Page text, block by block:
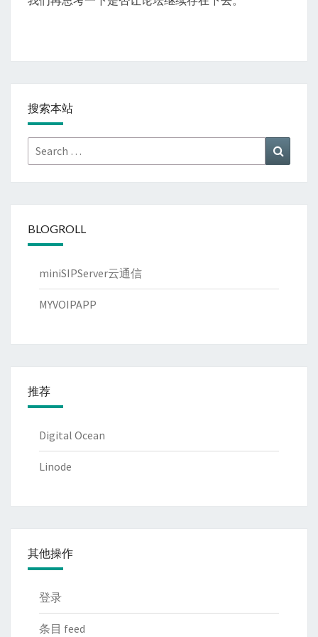
搜索本站
Search
for:
BLOGROLL
miniSIPServer云通信
MYVOIPAPP
推荐
Digital Ocean
Linode
其他操作
登录
条目 feed